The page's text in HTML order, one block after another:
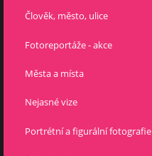
Člověk, město, ulice
Fotoreportáže - akce
Města a místa
Nejasné vize
Portrétní a figurální fotografie